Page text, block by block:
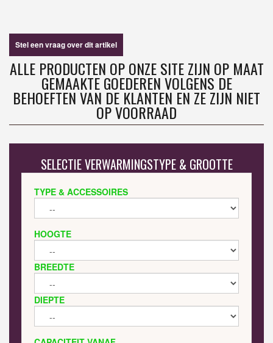
Stel een vraag over dit artikel
ALLE PRODUCTEN OP ONZE SITE ZIJN OP MAAT
GEMAAKTE GOEDEREN VOLGENS DE
BEHOEFTEN VAN DE KLANTEN EN ZE ZIJN NIET
OP VOORRAAD
SELECTIE VERWARMINGSTYPE & GROOTTE
TYPE & ACCESSOIRES
HOOGTE
BREEDTE
DIEPTE